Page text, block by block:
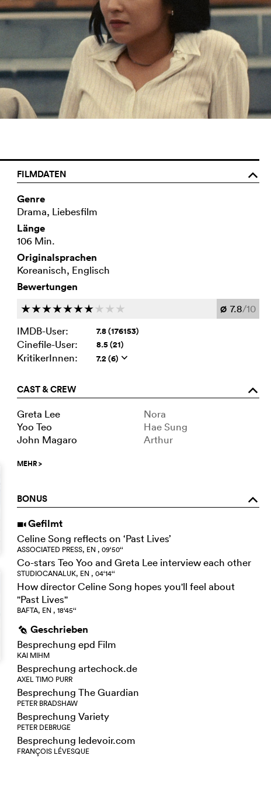
FILMDATEN
o
Genre
Drama, Liebesfilm
Länge
106 Min.
Originalsprachen
Koreanisch, Englisch
Bewertungen
ccccccc c c c Ø 7.8/10
IMDB-User:
7.8 (176153)
Cinefile-User: 8.5 (21)
KritikerInnen: 7.2 (6) q
CAST & CREW o
Greta Lee
Nora
Yoo Teo
Hae Sung
John Magaro
Arthur
MEHR>
BONUS o
i Gefilmt
Celine Song reflects on ‘Past Lives’
ASSOCIATED PRESS, EN , 09‘50‘‘
Co-stars Teo Yoo and Greta Lee interview each other
STUDIOCANALUK, EN , 04‘14‘‘
How director Celine Song hopes you'll feel about
"Past Lives"
BAFTA, EN , 18‘45‘‘
g Geschrieben
Besprechung epd Film
KAI MIHM
Besprechung artechock.de
AXEL TIMO PURR
Besprechung The Guardian
PETER BRADSHAW
Besprechung Variety
PETER DEBRUGE
Besprechung ledevoir.com
FRANÇOIS LÉVESQUE